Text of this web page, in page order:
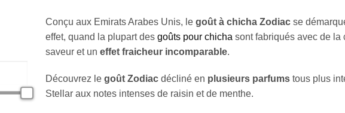
Conçu aux Emirats Arabes Unis, le goût à chicha Zodiac se
effet, quand la plupart des goûts pour chicha sont fabriqués avec de
saveur et un effet fraicheur incomparable.
Découvrez le goût Zodiac décliné en plusieurs parfums tous plus
Stellar aux notes intenses de raisin et de menthe.